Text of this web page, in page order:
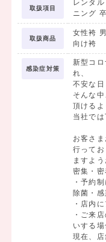
取扱項目
レンタ
ニング
取扱商品
女性袴
向け袴
感染症対策
新型コ
れ、
不安な日
そんな
頂けるよ
当社で
お客さ
行って
ますよ
密集・
・予約
除菌・
・店内
・ご来
いする
現在、